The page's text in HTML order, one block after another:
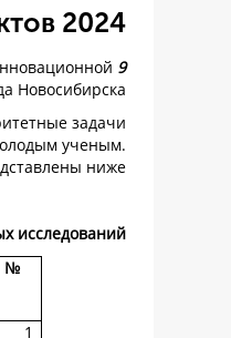
2024
9 сентября 2024 года
Новосибирска.
задачи
ученым.
ниже.
исследований:
№
1